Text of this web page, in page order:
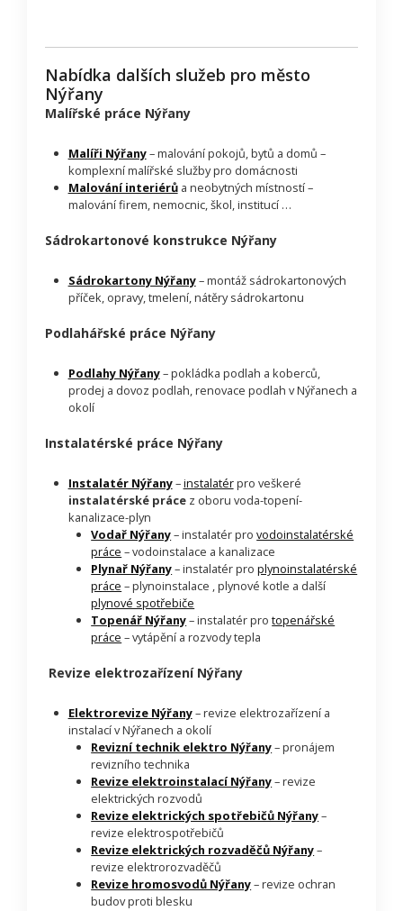
Nabídka dalších služeb pro město
Nýřany
Malířské práce Nýřany
Malíři Nýřany– malování pokojů, bytů a domů –
komplexní malířské služby pro domácnosti
Malování interiérůa neobytných místností –
malování firem, nemocnic, škol, institucí …
Sádrokartonové konstrukce Nýřany
Sádrokartony Nýřany– montáž sádrokartonových
příček, opravy, tmelení, nátěry sádrokartonu
Podlahářské práce Nýřany
Podlahy Nýřany– pokládka podlah a koberců,
prodej a dovoz podlah, renovace podlah v Nýřanech a
okolí
Instalatérské práce Nýřany
Instalatér Nýřany–instalatérpro veškeré
instalatérské prácez oboru voda-topení-
kanalizace-plyn
Vodař Nýřany– instalatér provodoinstalatérské
práce – vodoinstalace a kanalizace
Plynař Nýřany– instalatér proplynoinstalatérské
práce – plynoinstalace , plynové kotle a další
plynové spotřebiče
Topenář Nýřany– instalatér protopenářské
práce – vytápění a rozvody tepla
Revize elektrozařízení Nýřany
Elektrorevize Nýřany– revize elektrozařízení a
instalací v Nýřanech a okolí
Revizní technik elektro Nýřany– pronájem
revizního technika
Revize elektroinstalací Nýřany– revize
elektrických rozvodů
Revize elektrických spotřebičů Nýřany–
revize elektrospotřebičů
Revize elektrických rozvaděčů Nýřany–
revize elektrorozvaděčů
Revize hromosvodů Nýřany– revize ochran
budov proti blesku